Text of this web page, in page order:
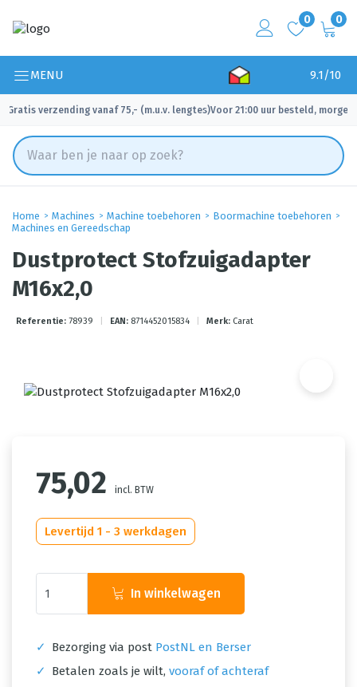
0 0
MENU 9.1/10
Gratis verzending vanaf 75,- (m.u.v. lengtes)
✓ Voor 21:00 uur besteld, morgen
Home Machines Machine toebehoren
Boormachine toebehoren
Machines en Gereedschap
Dustprotect Stofzuigadapter
M16x2,0
Referentie: 78939 EAN: 8714452015834 Merk: Carat
75,02 incl. BTW
Levertijd 1 - 3 werkdagen
In winkelwagen
✓ Bezorging via post PostNL en Berser
✓
Betalen zoals je wilt, vooraf of achteraf